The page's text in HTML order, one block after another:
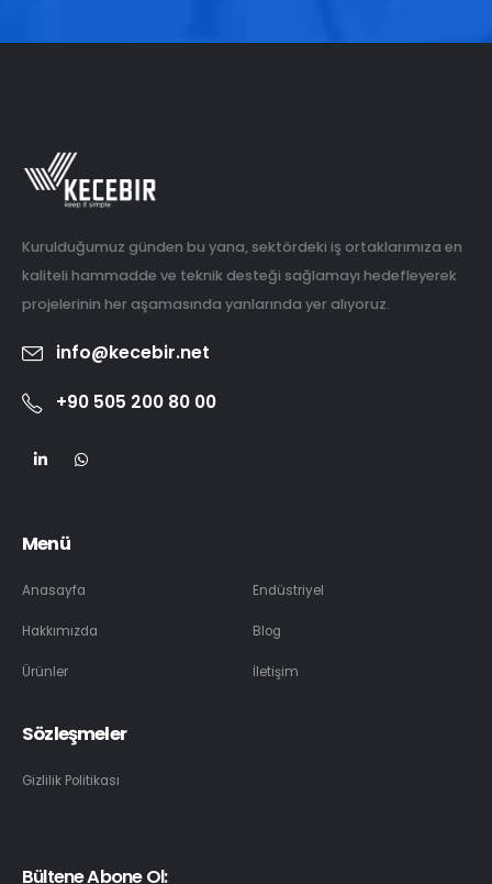
Kurulduğumuz günden bu yana, sektördeki iş ortaklarımıza en
kaliteli hammadde ve teknik desteği sağlamayı hedefleyerek
projelerinin her aşamasında yanlarında yer alıyoruz.
info@kecebir.net
+90 505 200 80 00
Menü
Anasayfa
Hakkımızda
Ürünler
Endüstriyel
Blog
İletişim
Sözleşmeler
Gizlilik Politikası
Bültene Abone Ol: